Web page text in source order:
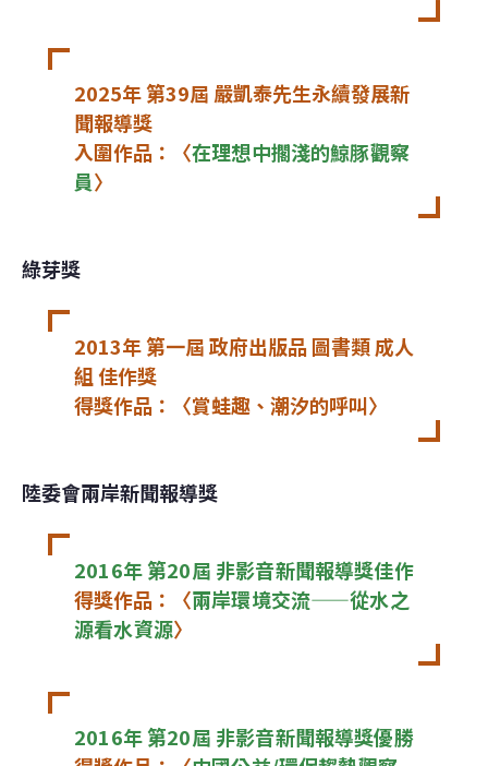
2025年 第39屆 嚴凱泰先生永續發展新
聞報導獎
入圍作品：〈在理想中擱淺的鯨豚觀察
員〉
綠芽獎
2013年 第一屆 政府出版品 圖書類 成人
組 佳作獎
得獎作品：〈賞蛙趣、潮汐的呼叫〉
陸委會兩岸新聞報導獎
2016年 第20屆 非影音新聞報導獎佳作
得獎作品：〈兩岸環境交流——從水之
源看水資源〉
2016年 第20屆 非影音新聞報導獎優勝